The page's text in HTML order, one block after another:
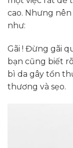
cao. Nhưng
như:
Gãi ! Đừng gãi
bạn cũng biết
bì da gây tổn
thương và sẹo.